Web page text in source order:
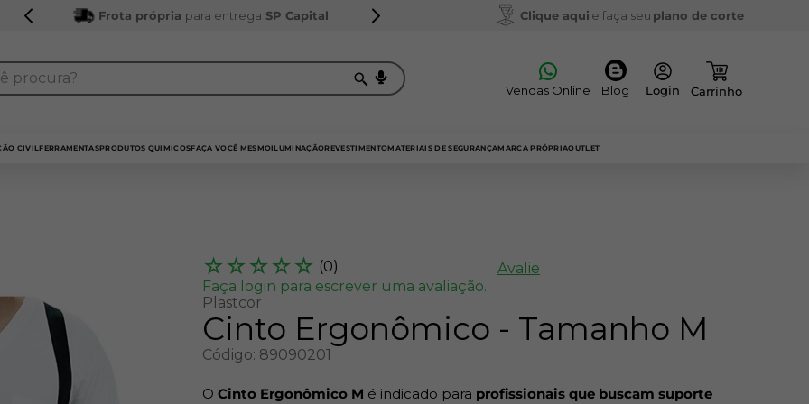
Frota própria para entrega SP Capital Clique aqui e faça seu plano de corte
Vendas Online Blog
CIVILFERRAMENTASPRODUTOS QUIMICOSFAÇA VOCÊ MESMOILUMINAÇÃOREVESTIMENTOMATERIAIS DE SEGURANÇAMARCA PRÓPRIAOUTLET
☆ ☆ ☆ ☆ ☆ (0)
Faça login para escrever uma avaliação.
Avalie
Plastcor
Cinto Ergonômico - Tamanho M
Código: 89090201
O Cinto Ergonômico M é indicado para profissionais que buscam suporte
1º
sarrafo
5º
mdf 15mm
6º
7 º
napa
9º
pinus